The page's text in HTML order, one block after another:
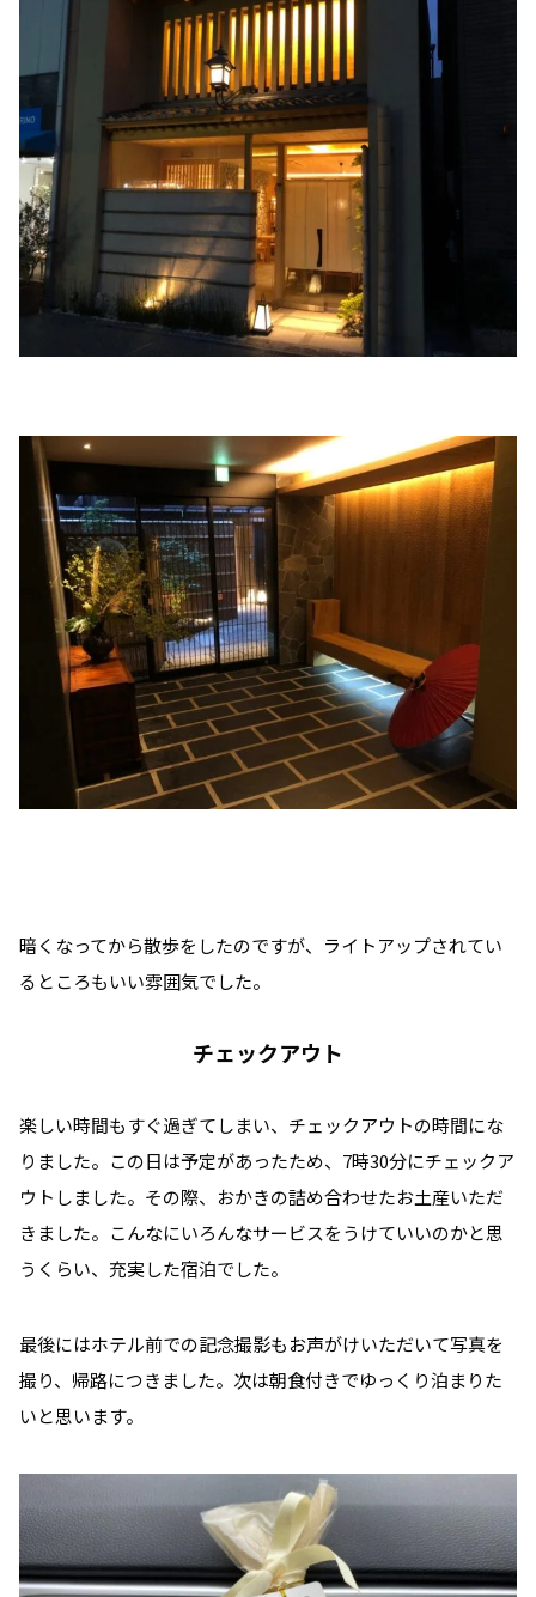
暗くなってから散歩をしたのですが、ライトアップされてい
るところもいい雰囲気でした。
チェックアウト
楽しい時間もすぐ過ぎてしまい、チェックアウトの時間にな
りました。この日は予定があったため、7時30分にチェックア
ウトしました。その際、おかきの詰め合わせたお土産いただ
きました。こんなにいろんなサービスをうけていいのかと思
うくらい、充実した宿泊でした。
最後にはホテル前での記念撮影もお声がけいただいて写真を
撮り、帰路につきました。次は朝食付きでゆっくり泊まりた
いと思います。